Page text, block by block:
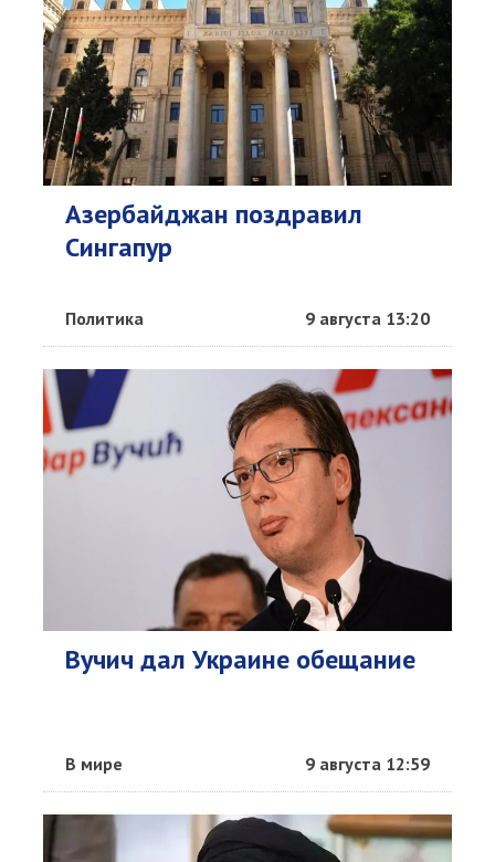
Азербайджан поздравил
Сингапур
Политика 9 августа 13:20
Вучич дал Украине обещание
В мире 9 августа 12:59